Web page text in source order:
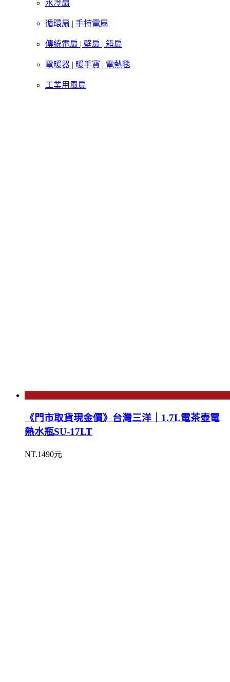
水冷扇
循環扇 | 手持電扇
傳統電扇 | 壁扇 | 箱扇
電暖器 | 暖手寶 | 電熱毯
工業用風扇
《門市取貨現金價》台灣三洋｜1.7L電茶壺電
熱水瓶SU-17LT
NT.1490元